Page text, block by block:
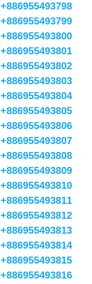
+886955493798
+886955493799
+886955493800
+886955493801
+886955493802
+886955493803
+886955493804
+886955493805
+886955493806
+886955493807
+886955493808
+886955493809
+886955493810
+886955493811
+886955493812
+886955493813
+886955493814
+886955493815
+886955493816